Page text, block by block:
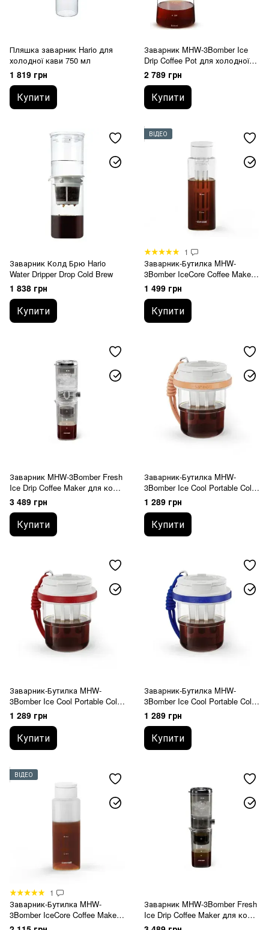
Пляшка заварник Hario для
холодної кави 750 мл
1 819 грн
Купити
Заварник MHW-3Bomber Ice
Drip Coffee Pot для холодної
кави 600 мл
2 789 грн
Купити
Заварник Колд Брю Hario
Water Dripper Drop Cold Brew
1 838 грн
Купити
ВІДЕО
1
Заварник-Бутилка MHW-
3Bomber IceCore Coffee Maker
600 мл Білий
1 499 грн
Купити
Заварник MHW-3Bomber Fresh
Ice Drip Coffee Maker для колд
брю Білий 400 мл
3 489 грн
Купити
Заварник-Бутилка MHW-
3Bomber Ice Cool Portable Cold
Brew Cup 530 мл Рожевий
1 289 грн
Купити
Заварник-Бутилка MHW-
3Bomber Ice Cool Portable Cold
Brew Cup 530 мл Червоний
1 289 грн
Купити
Заварник-Бутилка MHW-
3Bomber Ice Cool Portable Cold
Brew Cup 530 мл Синій
1 289 грн
Купити
ВІДЕО
1
Заварник-Бутилка MHW-
3Bomber IceCore Coffee Maker
600 мл Білий Матовий
Заварник MHW-3Bomber Fresh
Ice Drip Coffee Maker для колд
брю Чорний 400 мл